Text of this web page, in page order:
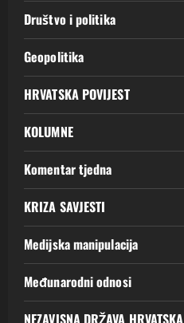
Društvo i politika
Geopolitika
HRVATSKA POVIJEST
KOLUMNE
Komentar tjedna
KRIZA SAVJESTI
Medijska manipulacija
Međunarodni odnosi
NEZAVISNA DRŽAVA HRVATSKA